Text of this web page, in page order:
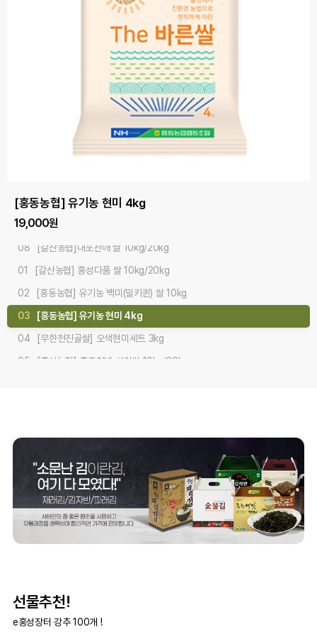
#오감만족 #기분좋은식감 #다품쌀
[갈산농협] 홍성다품 쌀 10kg/20kg
[홍동농협] 유기농 백미(밀키퀸) 쌀 10kg
75,000원
[홍동농협] 유기농 현미 4kg
19,000원
[무한천진골쌀] 오색현미세트 3kg
26,100원
#산지직배송 #품질좋은쌀 #사랑쌀
[홍성농협] 홍주천년 사랑쌀 10kg/20kg
[홍동농협] 유기농 찹쌀 4kg
24,000원
[홍동농협] 유기농 백미 쌀 5kgx2개/10kg
50,000원
#깨끗한물 #기름진땅 #맛있는쌀
[갈산농협]내포천애 쌀 10kg/20kg
08
[갈산농협]내포천애 쌀 10kg/20kg
01
[갈산농협] 홍성다품 쌀 10kg/20kg
02
[홍동농협] 유기농 백미(밀키퀸) 쌀 10kg
03
[홍동농협] 유기농 현미 4kg
04
[무한천진골쌀] 오색현미세트 3kg
05
[홍성농협] 홍주천년 사랑쌀 10kg/20kg
선물추천!
e홍성장터 강추 100개 !